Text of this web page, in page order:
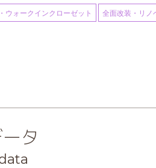
ウォークインクローゼット 全面改装・リノ
タ